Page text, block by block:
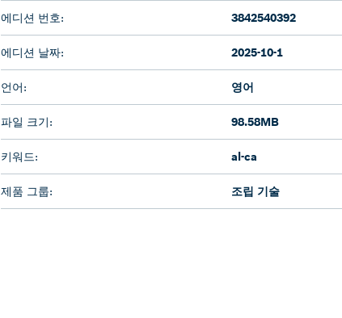
에디션 번호: 3842540392
에디션 날짜: 2025-10-1
언어: 영어
파일 크기: 98.58MB
키워드: al-ca
제품 그룹: 조립 기술